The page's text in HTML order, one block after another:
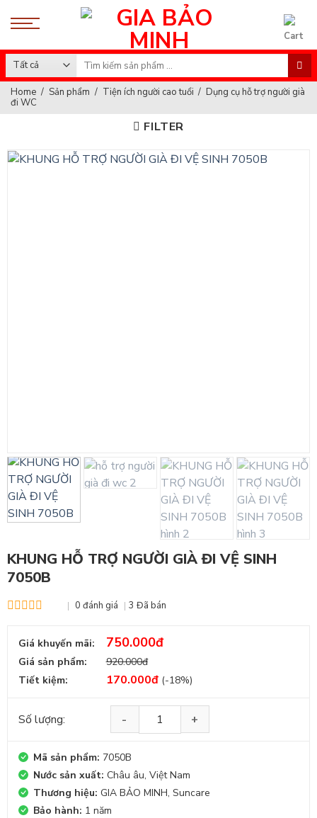
Search
for:
Home / Sản phẩm / Tiện ích người cao tuổi / Dụng cụ hỗ trợ người già
đi WC
FILTER
KHUNG HỖ TRỢ NGƯỜI GIÀ ĐI VỆ SINH
7050B
0 đánh giá 3 Đã bán
Giá khuyến mãi: 750.000đ
Giá sản phẩm:
920.000đ
Tiết kiệm:
170.000đ(-18%)
Số lượng:
KHUNG HỖ TRỢ NGƯỜI GIÀ ĐI VỆ SINH 7050B quantity
Mã sản phẩm: 7050B
Nước sản xuất: Châu âu, Việt Nam
Thương hiệu: GIA BẢO MINH, Suncare
Bảo hành: 1 năm